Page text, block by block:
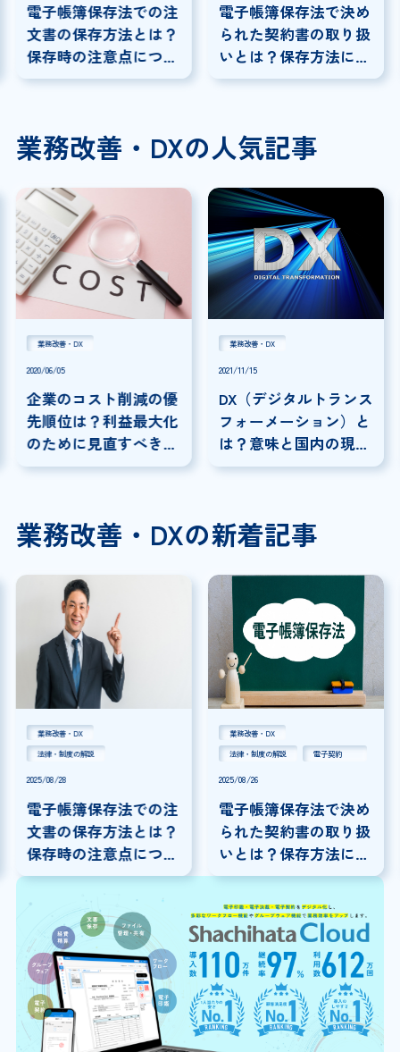
電子帳簿保存法での注
文書の保存方法とは？
保存時の注意点につい
ても解説
電子帳簿保存法で決め
られた契約書の取り扱
いとは？保存方法につ
いて解説
業務改善・DXの人気記事
業務改善・DX
2020/06/05
企業のコスト削減の優
先順位は？利益最大化
のために見直すべきコ
スト
業務改善・DX
2021/11/15
DX（デジタルトランス
フォーメーション）と
は？意味と国内の現状
を分かりやすく解説
業務改善・DXの新着記事
業務改善・DX
法律・制度の解説
2025/08/28
電子帳簿保存法での注
文書の保存方法とは？
保存時の注意点につい
ても解説
業務改善・DX
法律・制度の解説
電子契約
2025/08/26
電子帳簿保存法で決め
られた契約書の取り扱
いとは？保存方法につ
いて解説